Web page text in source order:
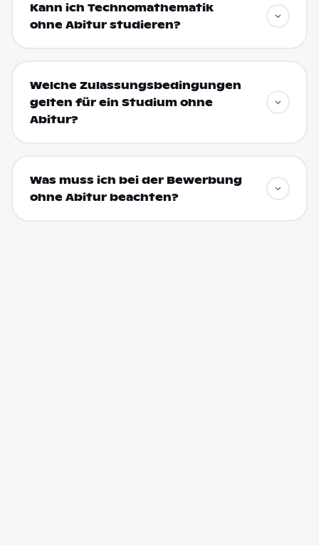
Kann ich Technomathematik
ohne Abitur studieren?
Welche Zulassungsbedingungen
gelten für ein Studium ohne
Abitur?
Was muss ich bei der Bewerbung
ohne Abitur beachten?